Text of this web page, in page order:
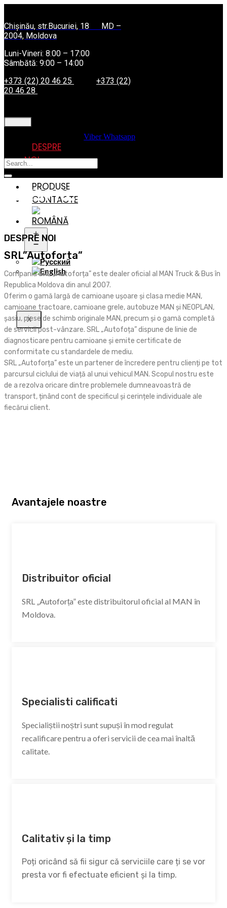
Chișinău, str.Bucuriei, 18 MD –
2004, Moldova
Luni-Vineri: 8:00 – 17:00
Sâmbătă: 9:00 – 14:00
+373 (22) 20 46 25
+373 (22)
20 46 28
DESPRE
NOI
PRODUSE
CONTACTE
Open
menu
X
Viber Whatsapp
DESPRE NOI
DESPRE NOI
SRL”Autoforta”
Compania SRL „Autoforța” este dealer oficial al MAN Truck & Bus în
Republica Moldova din anul 2007.
Oferim o gamă largă de camioane ușoare și clasa medie MAN,
camioane tractoare, camioane grele, autobuze MAN și NEOPLAN,
șasiu, piese de schimb originale MAN, precum și o gamă completă
de servicii post-vânzare. SRL „Autofoța” dispune de linie de
diagnosticare pentru camioane și emite certificate de
conformitate cu standardele de mediu.
SRL „Autoforța” este un partener de încredere pentru clienți pe tot
parcursul ciclului de viață al unui vehicul MAN. Scopul nostru este
de a rezolva oricare dintre problemele dumneavoastră de
transport, ținând cont de specificul și cerințele individuale ale
fiecărui client.
Avantajele noastre
Distribuitor oficial
SRL „Autoforța” este distribuitorul oficial al MAN în
Moldova.
Specialisti calificati
Specialiștii noștri sunt supuși în mod regulat
recalificare pentru a oferi servicii de cea mai înaltă
calitate.
Calitativ și la timp
Poți oricând să fii sigur că serviciile care ți se vor
presta vor fi efectuate eficient și la timp.